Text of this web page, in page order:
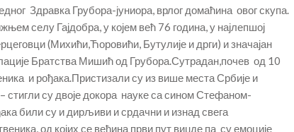
Здравка Грубора-јуниора, врлог домаћина овог скупа.
селу Гајдобра, у којем већ 76 година, у најлепшој
(Михићи,Ћоровићи, Бутулије и дрги) и значајан
Братства Мишић од Грубора.Сутрадан,почев од 10
и рођака.Пристизали су из више места Србије и
стигли су двоје докора науке са сином Стефаном-
били су и дирљиви и срдачни и изнад свега
од којих се већина први пут виџде па су емоције